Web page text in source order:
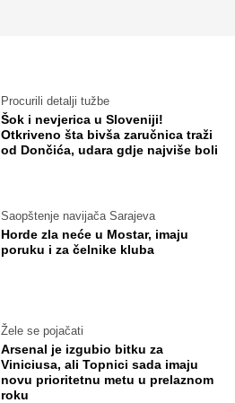
Procurili detalji tužbe
Šok i nevjerica u Sloveniji!
Otkriveno šta bivša zaručnica traži
od Dončića, udara gdje najviše boli
Saopštenje navijača Sarajeva
Horde zla neće u Mostar, imaju
poruku i za čelnike kluba
Žele se pojačati
Arsenal je izgubio bitku za
Viniciusa, ali Topnici sada imaju
novu prioritetnu metu u prelaznom
roku